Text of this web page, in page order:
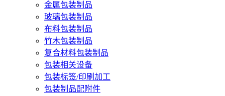
金属包装制品
玻璃包装制品
布料包装制品
竹木包装制品
复合材料包装制品
包装相关设备
包装标签/印刷加工
包装制品配附件